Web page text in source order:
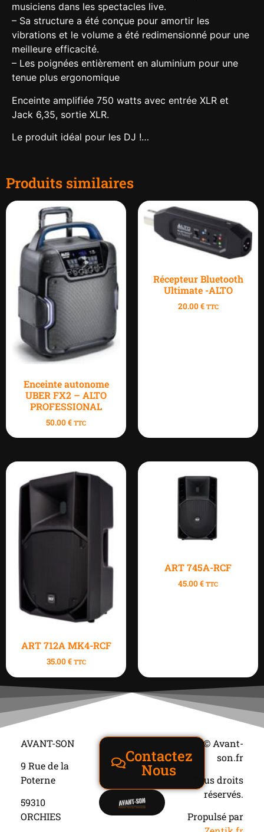
musiciens dans les spectacles live.
– Sa structure a été conçue pour amortir les
vibrations et le volume a été redimensionné pour une
meilleure efficacité.
– Les poignées entièrement en aluminium pour une
tenue plus ergonomique
Enceinte amplifiée 750 watts avec entrée XLR et
Jack 6,35, sortie XLR.
Le produit idéal pour les DJ !…
Produits similaires
Enceinte autonome
UBER FX2 – ALTO
PROFESSIONAL
50.00€ TTC
Récepteur Bluetooth
Ultimate -ALTO
20.00€ TTC
ART 712A MK4-RCF
35.00€ TTC
ART 745A-RCF
45.00€ TTC
AVANT-SON
9 Rue de la
Poterne
59310
ORCHIES
Contactez
Nous
© Avant-
son.fr
Tous droits
réservés.
Propulsé par